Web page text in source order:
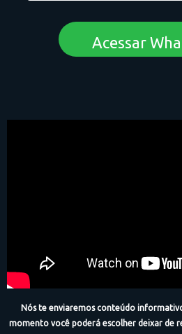
Acessar
Nós te enviaremos conteúdo
momento você poderá escolher deixar de